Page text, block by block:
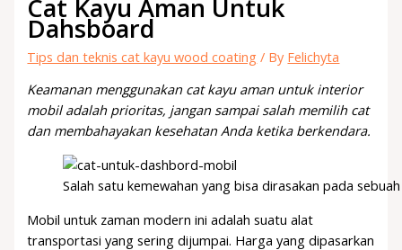
Cat Kayu Aman Untuk
Dahsboard
Tips dan teknis cat kayu wood coating / By Felichyta
Keamanan menggunakan cat kayu aman untuk interior
mobil adalah prioritas, jangan sampai salah memilih cat
dan membahayakan kesehatan Anda ketika berkendara.
Salah satu kemewahan yang bisa dirasakan pada
Mobil untuk zaman modern ini adalah suatu alat
transportasi yang sering dijumpai. Harga yang dipasarkan